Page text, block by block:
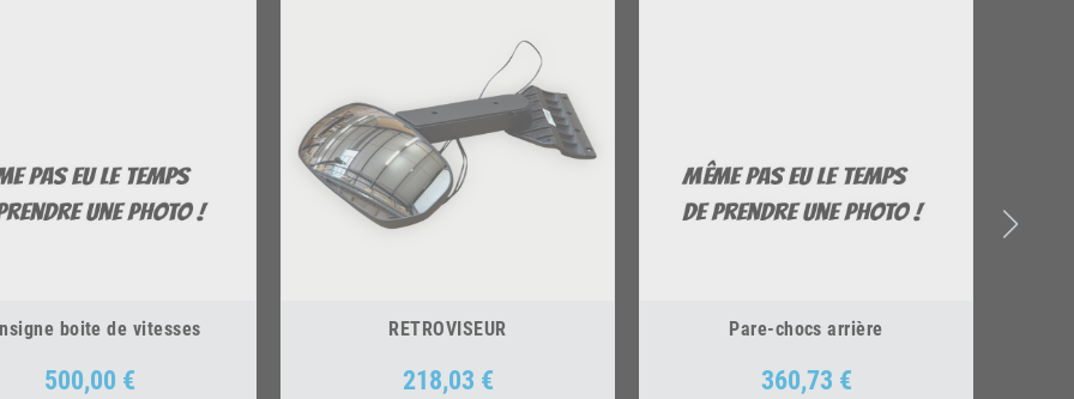
boite de vitesses
Prix
500,00 €
RETROVISEUR
Prix
218,03 €
Pare-chocs arrière
Prix
360,73 €